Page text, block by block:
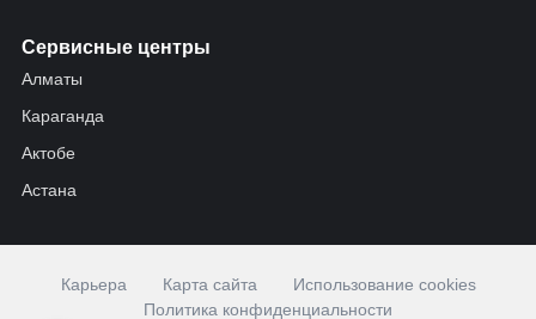
Сервисные центры
Алматы
Караганда
Актобе
Астана
Карьера Карта сайта
Использование cookies
Политика конфиденциальности